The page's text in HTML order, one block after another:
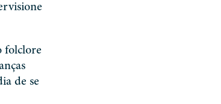
folclore
de se